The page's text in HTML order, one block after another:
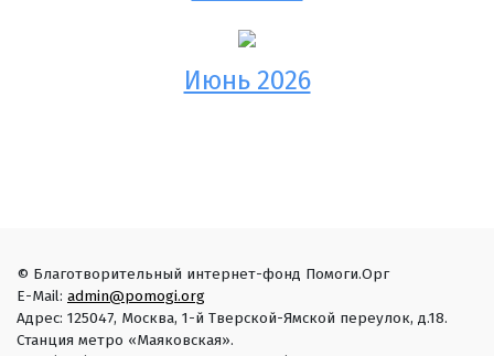
Июнь 2026
© Благотворительный интернет-фонд Помоги.Орг
E-Mail: admin@pomogi.org
Адрес: 125047, Москва, 1-й Тверской-Ямской переулок, д.18.
Станция метро «Маяковская».